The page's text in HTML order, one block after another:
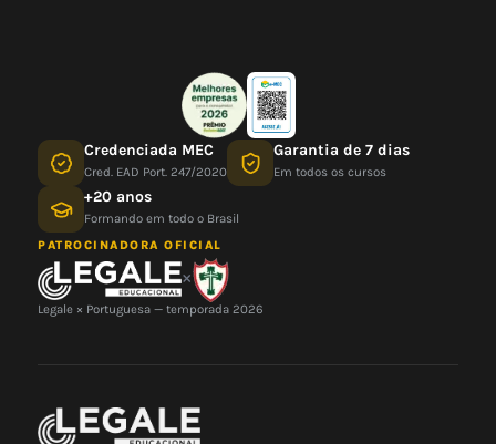
Credenciada MEC
Cred. EAD Port. 247/2020
Garantia de 7 dias
Em todos os cursos
+20 anos
Formando em todo o Brasil
PATROCINADORA OFICIAL
×
Legale × Portuguesa — temporada 2026